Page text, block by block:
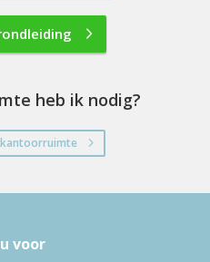
heb ik nodig?
voor